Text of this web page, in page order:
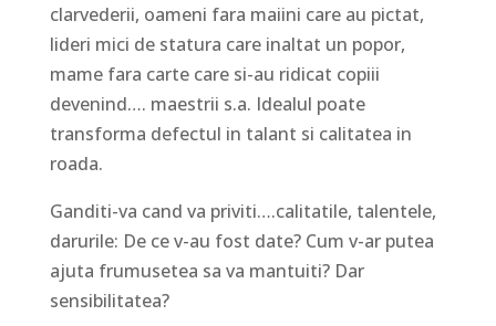
clarvederii, oameni fara maiini care au pictat,
lideri mici de statura care inaltat un popor,
mame fara carte care si-au ridicat copiii
devenind…. maestrii s.a. Idealul poate
transforma defectul in talant si calitatea in
roada.
Ganditi-va cand va priviti….calitatile, talentele,
darurile: De ce v-au fost date? Cum v-ar putea
ajuta frumusetea sa va mantuiti? Dar
sensibilitatea?